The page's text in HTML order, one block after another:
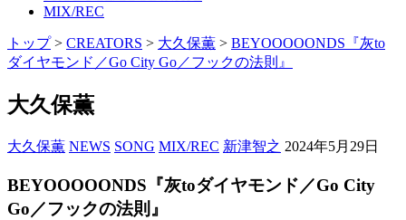
MIX/REC
トップ> CREATORS > 大久保薫 > BEYOOOOONDS『灰to
ダイヤモンド／Go City Go／フックの法則』
大久保薫
大久保薫 NEWS SONG MIX/REC 新津智之 2024年5月29日
BEYOOOOONDS『灰toダイヤモンド／Go City
Go／フックの法則』